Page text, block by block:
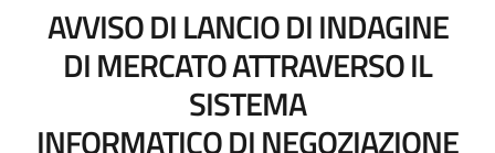
AVVISO DI LANCIO DI INDAGINE
DI MERCATO ATTRAVERSO IL
SISTEMA
INFORMATICO DI NEGOZIAZIONE